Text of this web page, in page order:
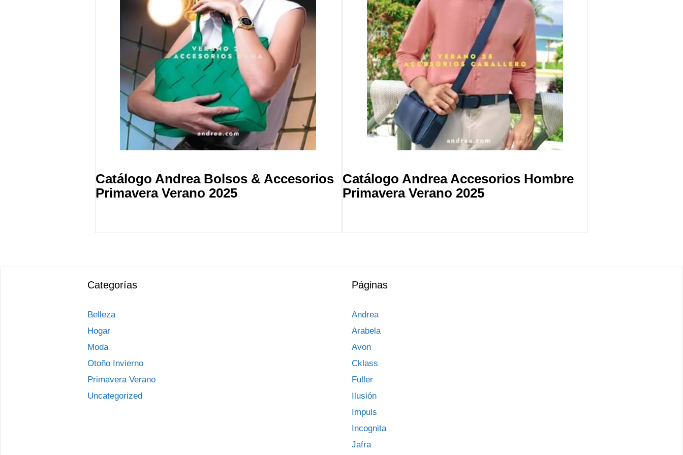
Catálogo Andrea Bolsos & Accesorios
Primavera Verano 2025
Catálogo Andrea Accesorios Hombre
Primavera Verano 2025
Categorías
Belleza
Hogar
Moda
Otoño Invierno
Primavera Verano
Uncategorized
Páginas
Andrea
Arabela
Avon
Cklass
Fuller
Ilusión
Impuls
Incognita
Jafra